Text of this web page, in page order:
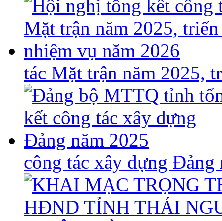
tác Mặt trận năm 2025,
công tác xây dựng Đảng